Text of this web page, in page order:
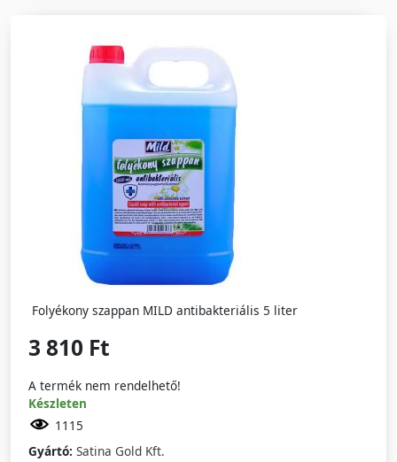
Folyékony szappan MILD antibakteriális 5 liter
3 810 Ft
A termék nem rendelhető!
Készleten
1115
Gyártó: Satina Gold Kft.